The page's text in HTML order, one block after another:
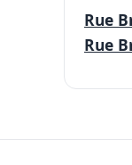
Rue
Rue